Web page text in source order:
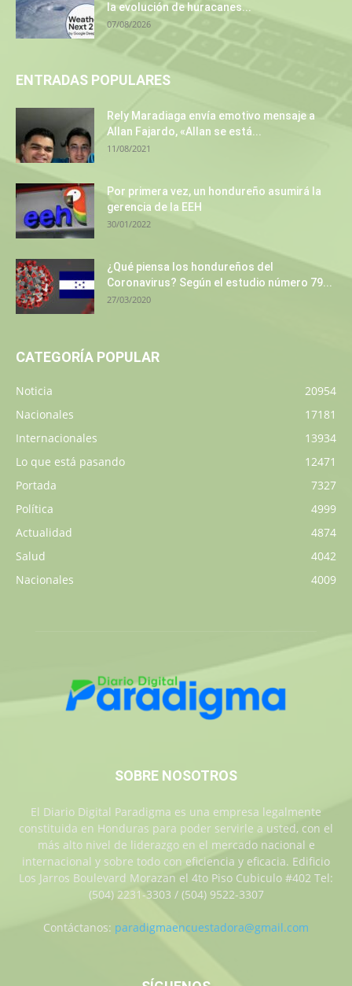
la evolución de huracanes...
07/08/2026
ENTRADAS POPULARES
Rely Maradiaga envía emotivo mensaje a
Allan Fajardo, «Allan se está...
11/08/2021
Por primera vez, un hondureño asumirá la
gerencia de la EEH
30/01/2022
¿Qué piensa los hondureños del
Coronavirus? Según el estudio número 79...
27/03/2020
CATEGORÍA POPULAR
Noticia
20954
Nacionales
17181
Internacionales
13934
Lo que está pasando
12471
Portada
7327
Política
4999
Actualidad
4874
Salud
4042
Nacionales
4009
SOBRE NOSOTROS
El Diario Digital Paradigma es una empresa legalmente
constituida en Honduras para poder servirle a usted, con el
más alto nivel de liderazgo en el mercado nacional e
internacional y sobre todo con eficiencia y eficacia. Edificio
Los Jarros Boulevard Morazan el 4to Piso Cubiculo #402 Tel:
(504) 2231-3303 / (504) 9522-3307
Contáctanos: paradigmaencuestadora@gmail.com